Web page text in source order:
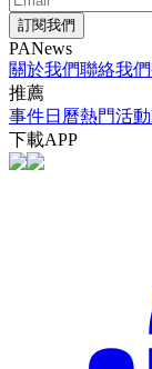
訂閱我們
PANews
關於我們聯絡我們
推薦
事件日曆熱門活動
下載APP